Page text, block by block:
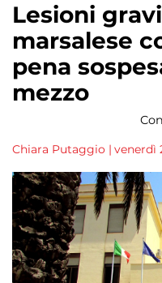
Lesioni
marsalese
pena
mezzo
Chiara Putaggio | venerdì